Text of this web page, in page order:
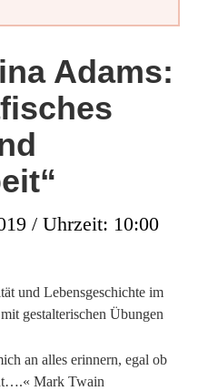
Adams:
/ Uhrzeit: 10:00
und Lebensgeschichte im
gestalterischen Übungen
an alles erinnern, egal ob
Mark Twain